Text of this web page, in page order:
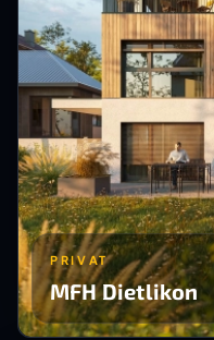
PRIVAT
MFH Dietlikon